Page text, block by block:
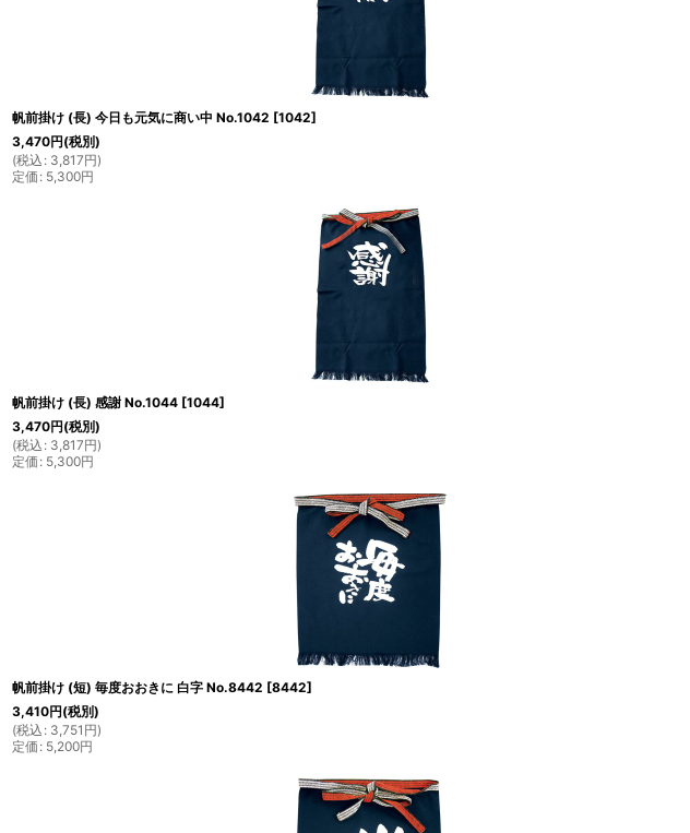
帆前掛け (長) 今日も元気に商い中 No.1042 [1042]
3,470円(税別)
(税込 : 3,817円)
定価 : 5,300円
帆前掛け (長) 感謝 No.1044 [1044]
3,470円(税別)
(税込 : 3,817円)
定価 : 5,300円
帆前掛け (短) 毎度おおきに 白字 No.8442 [8442]
3,410円(税別)
(税込 : 3,751 円)
定価 : 5,200円